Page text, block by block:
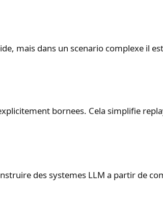
mais dans un scenario complexe il
bornees. Cela simplifie
des systemes LLM a partir de